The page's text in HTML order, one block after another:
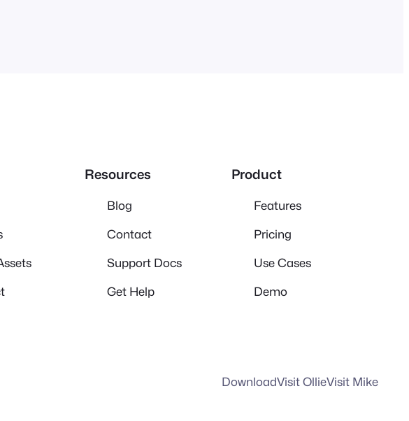
Resources
Blog
Contact
Support Docs
Get Help
Product
Features
Pricing
Use Cases
Demo
DownloadVisit OllieVisit Mike